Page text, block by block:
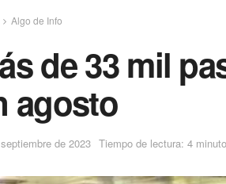
Algo de Info
de 33 mil
agosto
de 2023 Tiempo de lectura: 4